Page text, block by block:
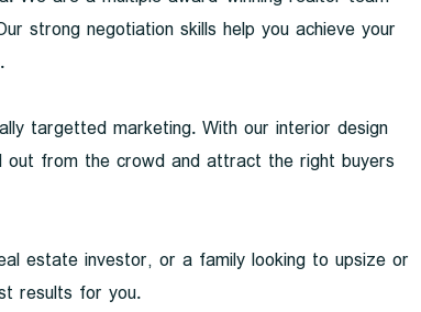
strong negotiation skills help you achieve your
targetted marketing. With our interior design
from the crowd and attract the right buyers
estate investor, or a family looking to upsize or
results for you.